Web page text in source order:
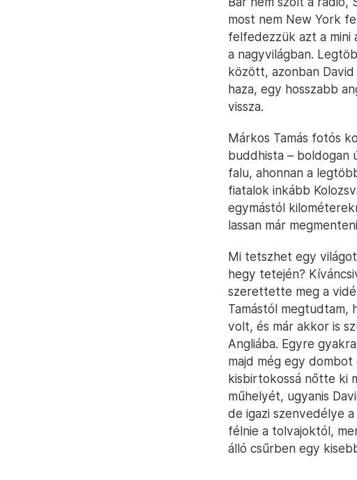
most nem New York
felfedezzük azt a mini
a nagyvilágban.
között, azonban
haza, egy hosszabb
vissza.
Márkos Tamás fotós
buddhista – boldogan
falu, ahonnan a
fiatalok inkább
egymástól
lassan már
Mi tetszhet egy
hegy tetején?
szerettette meg a
Tamástól megtudtam,
volt, és már akkor is
Angliába. Egyre
majd még egy
kisbirtokossá nőtte ki
műhelyét, ugyanis
de igazi szenvedélye
félnie a tolvajoktól,
álló csűrben egy